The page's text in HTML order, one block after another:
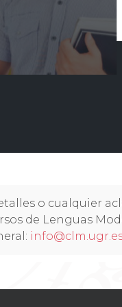
o cualquier
de Lenguas